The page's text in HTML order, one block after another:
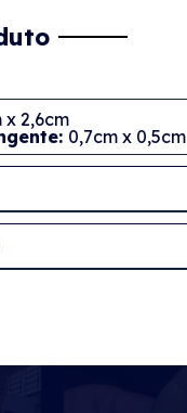
x 2,6cm
0,7cm x 0,5cm